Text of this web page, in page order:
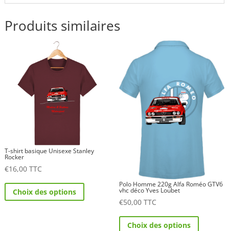
Produits similaires
T-shirt basique Unisexe Stanley
Rocker
€16,00 TTC
Choix des options
Ce
Polo Homme 220g Alfa Roméo GTV6
vhc déco Yves Loubet
€50,00 TTC
Choix des options
Ce